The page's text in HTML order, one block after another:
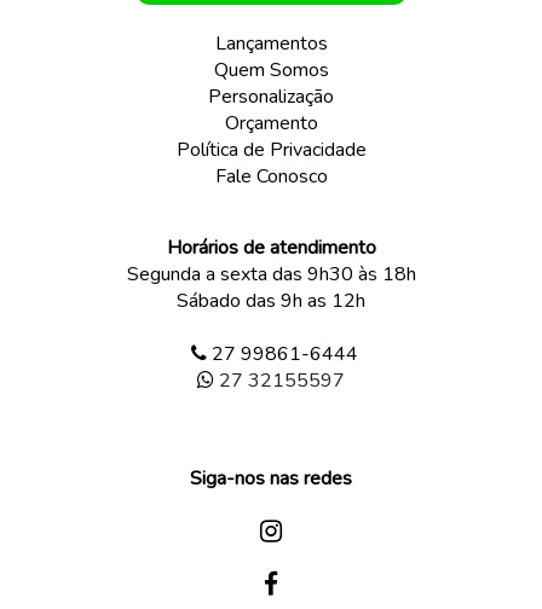
Lançamentos
Quem Somos
Personalização
Orçamento
Política de Privacidade
Fale Conosco
Horários de atendimento
Segunda a sexta das 9h30 às 18h
Sábado das 9h as 12h
27 99861-6444
27 32155597
Siga-nos nas redes